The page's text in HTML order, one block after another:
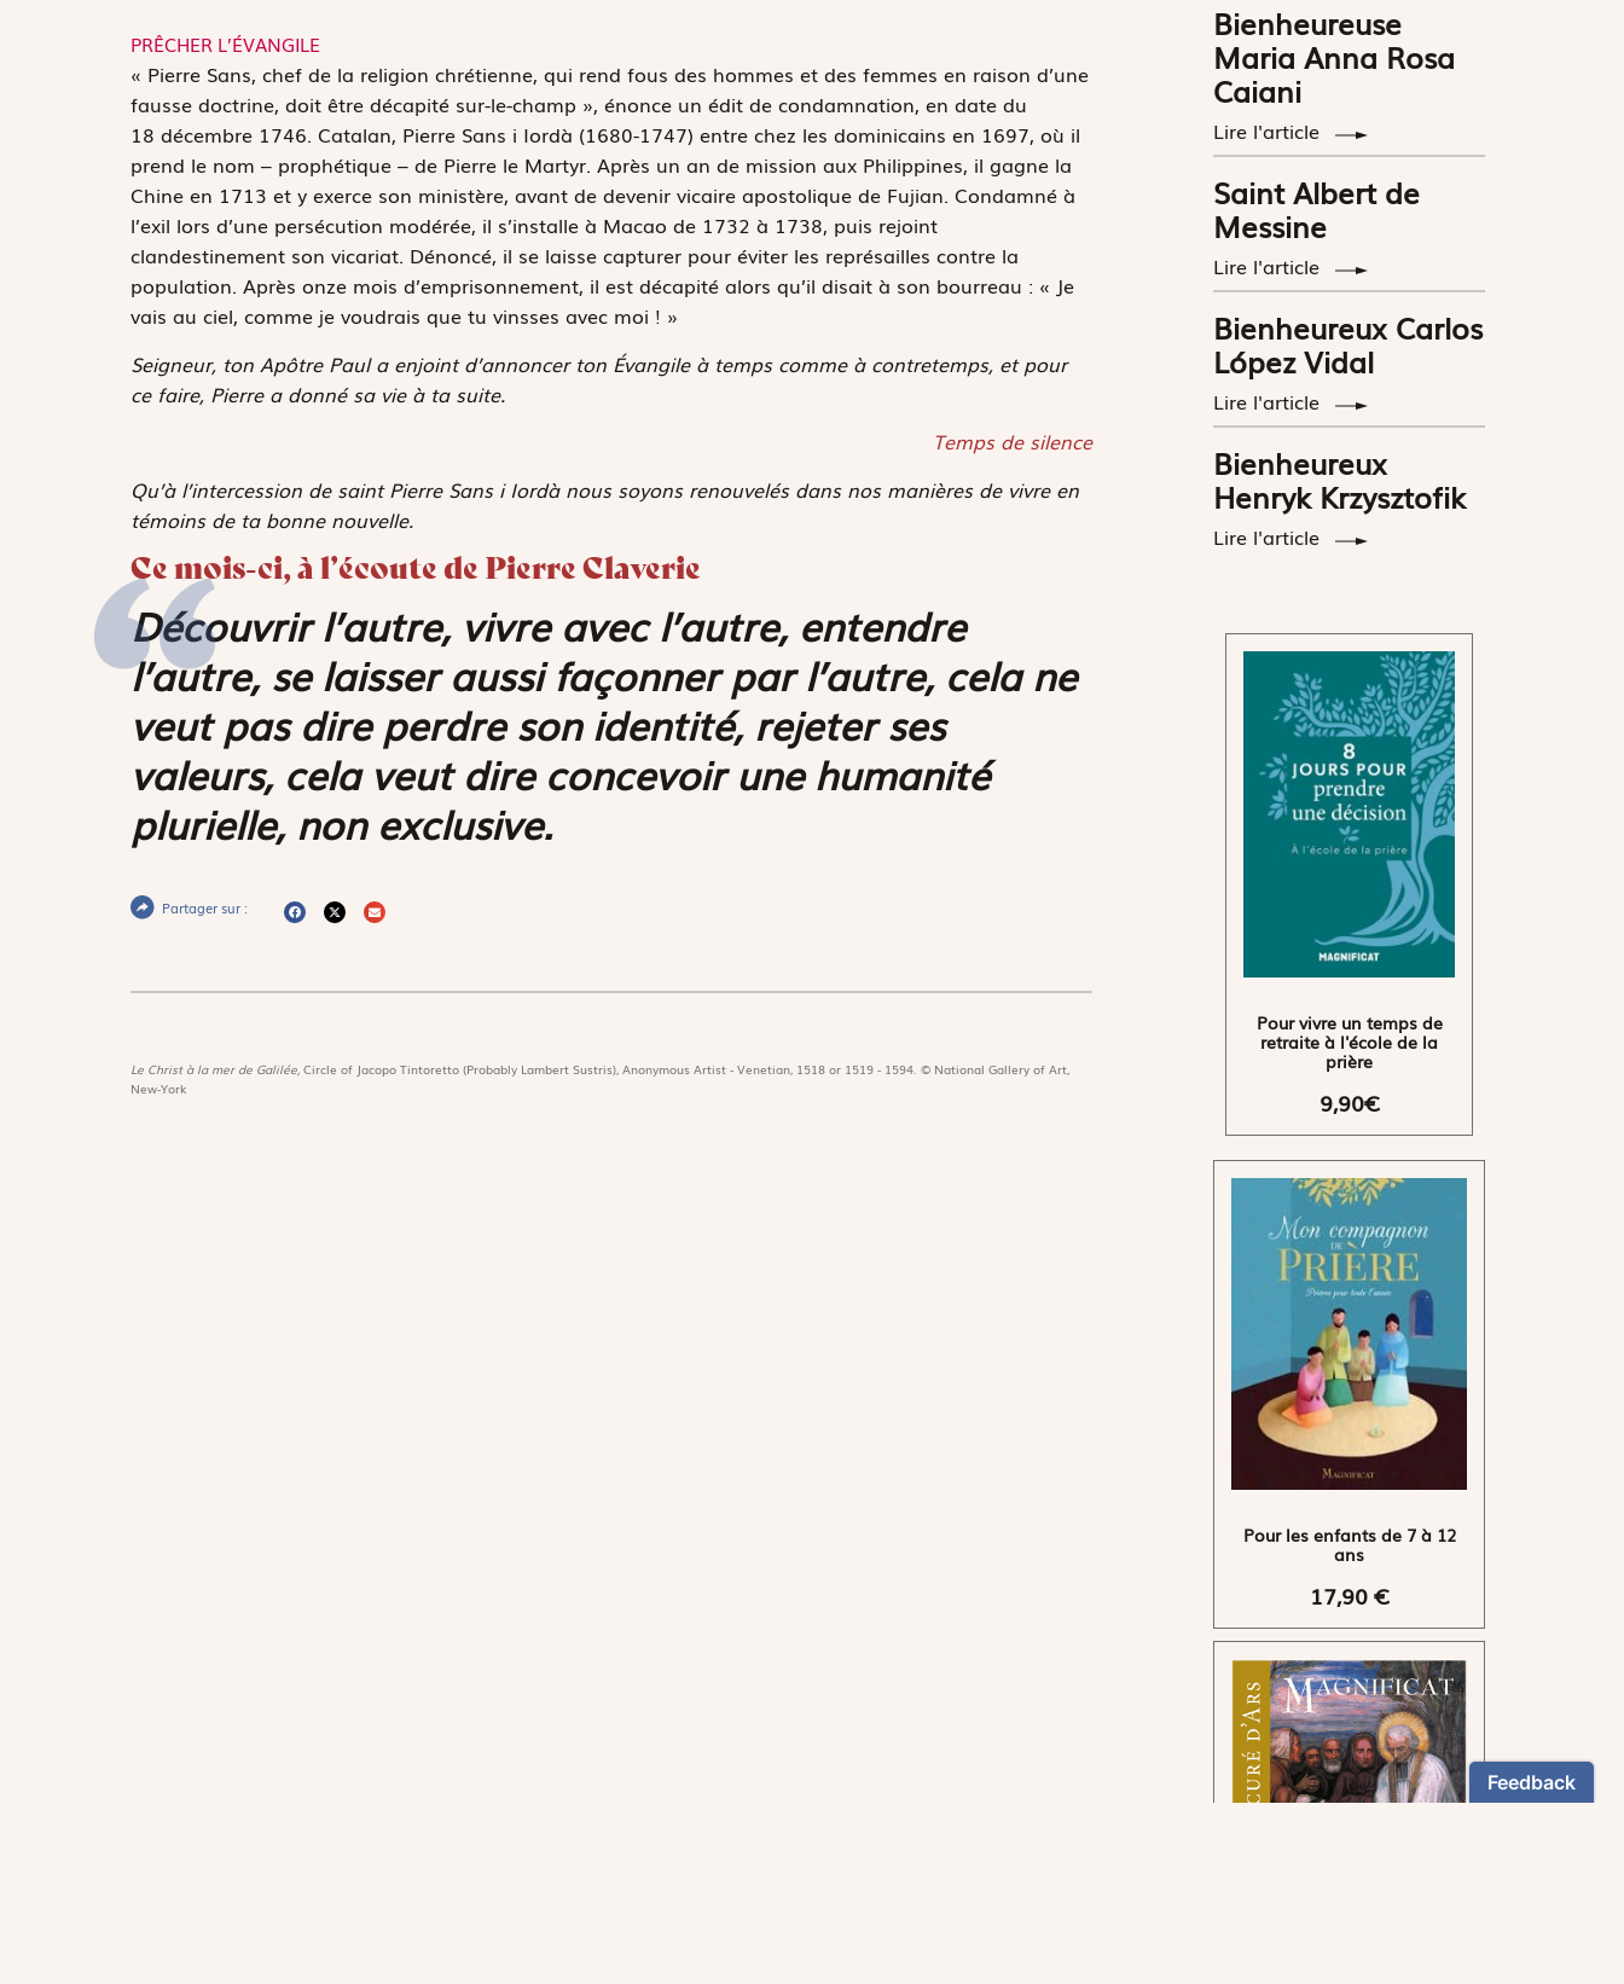
PRÊCHER L’ÉVANGILE
« Pierre Sans, chef de la religion chrétienne, qui rend fous des hommes et des femmes en raison d’une
fausse doctrine, doit être décapité sur-le-champ », énonce un édit de condamnation, en date du
18 décembre 1746. Catalan, Pierre Sans i Iordà (1680-1747) entre chez les dominicains en 1697, où il
prend le nom – prophétique – de Pierre le Martyr. Après un an de mission aux Philippines, il gagne la
Chine en 1713 et y exerce son ministère, avant de devenir vicaire apostolique de Fujian. Condamné à
l’exil lors d’une persécution modérée, il s’installe à Macao de 1732 à 1738, puis rejoint
clandestinement son vicariat. Dénoncé, il se laisse capturer pour éviter les représailles contre la
population. Après onze mois d’emprisonnement, il est décapité alors qu’il disait à son bourreau : « Je
vais au ciel, comme je voudrais que tu vinsses avec moi ! »
Seigneur, ton Apôtre Paul a enjoint d’annoncer ton Évangile à temps comme à contretemps, et pour
ce faire, Pierre a donné sa vie à ta suite.
Temps de silence
Qu’à l’intercession de saint Pierre Sans i Iordà nous soyons renouvelés dans nos manières de vivre en
témoins de ta bonne nouvelle.
Ce mois-ci, à l’écoute de Pierre Claverie
Découvrir l’autre, vivre avec l’autre, entendre
l’autre, se laisser aussi façonner par l’autre, cela ne
veut pas dire perdre son identité, rejeter ses
valeurs, cela veut dire concevoir une humanité
plurielle, non exclusive.
Partager sur :
Le Christ à la mer de Galilée, Circle of Jacopo Tintoretto (Probably Lambert Sustris), Anonymous Artist - Venetian, 1518 or 1519 - 1594. © National Gallery of Art,
New-York
Bienheureuse
Maria Anna Rosa
Caiani
Lire l'article
Saint Albert de
Messine
Lire l'article
Bienheureux Carlos
López Vidal
Lire l'article
Bienheureux
Henryk Krzysztofik
Lire l'article
Pour vivre un temps de
retraite à l'école de la
prière
9,90€
Pour les enfants de 7 à 12
ans
17,90 €